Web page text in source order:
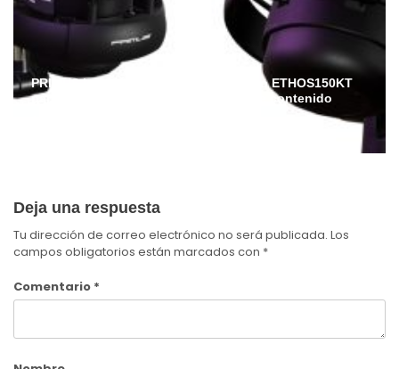
PRIMUS lanza en Ecuador el micrófono ETHOS150KT
para streamers, gamers y creadores de contenido
Deja una respuesta
Tu dirección de correo electrónico no será publicada. Los
campos obligatorios están marcados con *
Comentario *